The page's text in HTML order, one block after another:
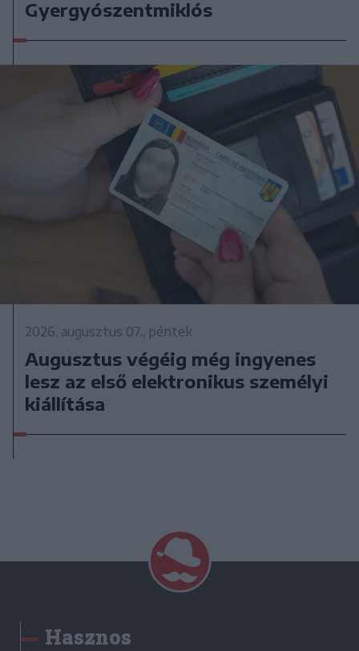
Gyergyószentmiklós
2026. augusztus 07., péntek
Augusztus végéig még ingyenes
lesz az első elektronikus személyi
kiállítása
Hasznos